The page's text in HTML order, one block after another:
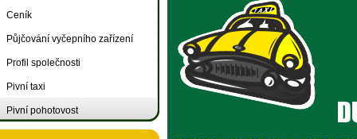
Ceník
Půjčování vyčepního zařízení
Profil společnosti
Pivní taxi
Pivní pohotovost